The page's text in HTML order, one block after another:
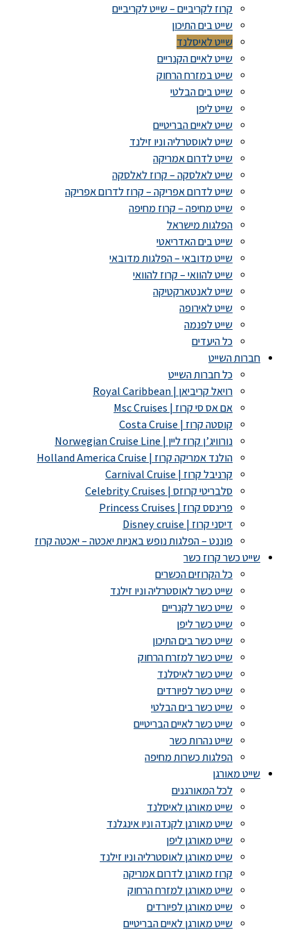
קרוז לקריביים – שייט לקריביים
שייט בים התיכון
שייט לאיסלנד
שייט לאיים הקנריים
שייט במזרח הרחוק
שייט בים הבלטי
שייט ליפן
שייט לאיים הבריטיים
שייט לאוסטרליה וניו זילנד
שייט לדרום אמריקה
שייט לאלסקה – קרוז לאלסקה
שייט לדרום אפריקה – קרוז לדרום אפריקה
שייט מחיפה – קרוז מחיפה
הפלגות מישראל
שייט בים האדריאטי
שייט מדובאי – הפלגות מדובאי
שייט להוואי – קרוז להוואי
שייט לאנטארקטיקה
שייט לאירופה
שייט לפנמה
כל היעדים
חברות השייט
כל חברות השייט
רויאל קריביאן | Royal Caribbean
אם אס סי קרוז | Msc Cruises
קוסטה קרוז | Costa Cruise
נורוויג’ן קרוז ליין | Norwegian Cruise Line
הולנד אמריקה קרוז | Holland America Cruise
קרניבל קרוז | Carnival Cruise
סלבריטי קרוזס | Celebrity Cruises
פרינסס קרוז | Princess Cruises
דיסני קרוז | Disney cruise
פוננט – הפלגות נופש באניות יאכטה – יאכטה קרוז
שייט כשר קרוז כשר
כל הקרוזים הכשרים
שייט כשר לאוסטרליה וניו זילנד
שייט כשר לקנריים
שייט כשר ליפן
שייט כשר בים התיכון
שייט כשר למזרח הרחוק
שייט כשר לאיסלנד
שייט כשר לפיורדים
שייט כשר בים הבלטי
שייט כשר לאיים הבריטיים
שייט נהרות כשר
הפלגות כשרות מחיפה
שייט מאורגן
לכל המאורגנים
שייט מאורגן לאיסלנד
שייט מאורגן לקנדה וניו אינגלנד
שייט מאורגן ליפן
שייט מאורגן לאוסטרליה וניו זילנד
קרוז מאורגן לדרום אמריקה
שייט מאורגן למזרח הרחוק
שייט מאורגן לפיורדים
שייט מאורגן לאיים הבריטיים